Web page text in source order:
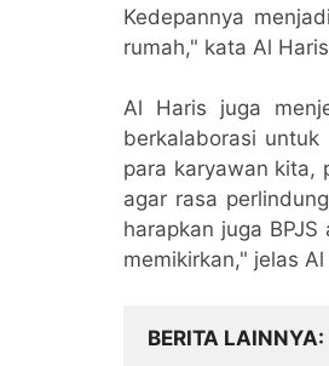
Kedepannya
rumah," kata Al
Al Haris juga
berkalaborasi
para karyawan kita,
agar rasa
harapkan juga
memikirkan," jelas Al
BERITA LAINNYA